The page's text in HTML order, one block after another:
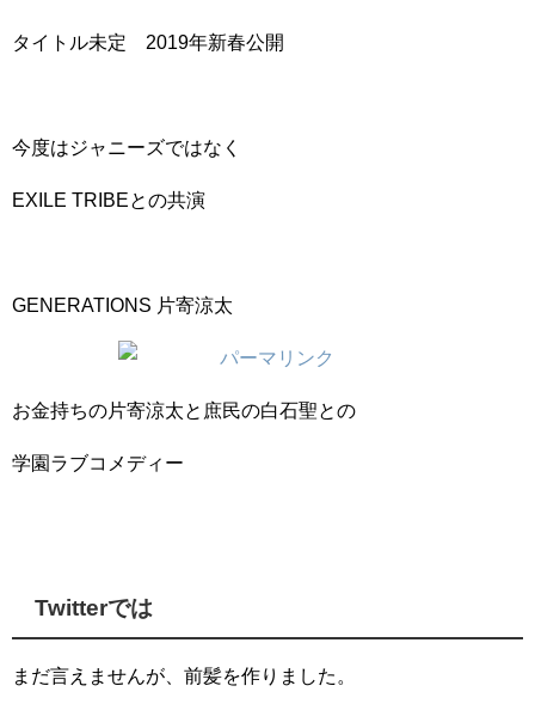
タイトル未定 2019年新春公開
今度はジャニーズではなく
EXILE TRIBEとの共演
GENERATIONS 片寄涼太
お金持ちの片寄涼太と庶民の白石聖との
学園ラブコメディー
Twitterでは
まだ言えませんが、前髪を作りました。